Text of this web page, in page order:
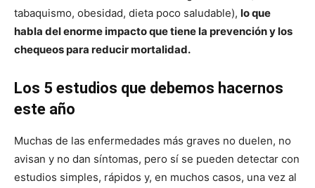
tabaquismo, obesidad, dieta poco saludable), lo que
habla del enorme impacto que tiene la prevención y los
chequeos para reducir mortalidad.
Los 5 estudios que debemos hacernos
este año
Muchas de las enfermedades más graves no duelen, no
avisan y no dan síntomas, pero sí se pueden detectar con
estudios simples, rápidos y, en muchos casos, una vez al